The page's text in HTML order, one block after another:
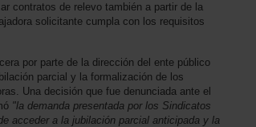
contratos de relevo también a partir de la
solicitante cumpla con los requisitos
por parte de la dirección del ente público
parcial y la formalización de los
Una decisión que fue denunciada ante el
"la demanda presentada por los Sindicatos
acceder a la jubilación parcial anticipada y la